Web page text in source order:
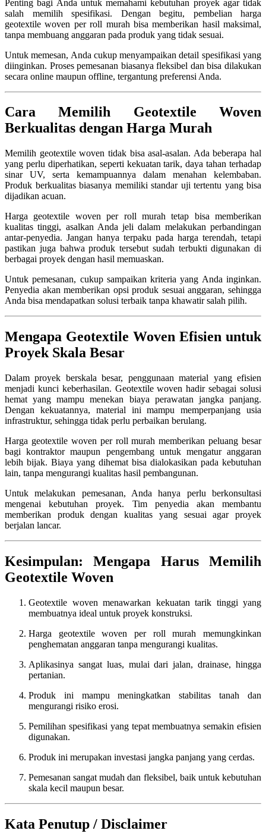
Penting bagi Anda untuk memahami kebutuhan proyek agar tidak
salah memilih spesifikasi. Dengan begitu, pembelian harga
geotextile woven per roll murah bisa memberikan hasil maksimal,
tanpa membuang anggaran pada produk yang tidak sesuai.
Untuk memesan, Anda cukup menyampaikan detail spesifikasi yang
diinginkan. Proses pemesanan biasanya fleksibel dan bisa dilakukan
secara online maupun offline, tergantung preferensi Anda.
Cara Memilih Geotextile Woven
Berkualitas dengan Harga Murah
Memilih geotextile woven tidak bisa asal-asalan. Ada beberapa hal
yang perlu diperhatikan, seperti kekuatan tarik, daya tahan terhadap
sinar UV, serta kemampuannya dalam menahan kelembaban.
Produk berkualitas biasanya memiliki standar uji tertentu yang bisa
dijadikan acuan.
Harga geotextile woven per roll murah tetap bisa memberikan
kualitas tinggi, asalkan Anda jeli dalam melakukan perbandingan
antar-penyedia. Jangan hanya terpaku pada harga terendah, tetapi
pastikan juga bahwa produk tersebut sudah terbukti digunakan di
berbagai proyek dengan hasil memuaskan.
Untuk pemesanan, cukup sampaikan kriteria yang Anda inginkan.
Penyedia akan memberikan opsi produk sesuai anggaran, sehingga
Anda bisa mendapatkan solusi terbaik tanpa khawatir salah pilih.
Mengapa Geotextile Woven Efisien untuk
Proyek Skala Besar
Dalam proyek berskala besar, penggunaan material yang efisien
menjadi kunci keberhasilan. Geotextile woven hadir sebagai solusi
hemat yang mampu menekan biaya perawatan jangka panjang.
Dengan kekuatannya, material ini mampu memperpanjang usia
infrastruktur, sehingga tidak perlu perbaikan berulang.
Harga geotextile woven per roll murah memberikan peluang besar
bagi kontraktor maupun pengembang untuk mengatur anggaran
lebih bijak. Biaya yang dihemat bisa dialokasikan pada kebutuhan
lain, tanpa mengurangi kualitas hasil pembangunan.
Untuk melakukan pemesanan, Anda hanya perlu berkonsultasi
mengenai kebutuhan proyek. Tim penyedia akan membantu
memberikan produk dengan kualitas yang sesuai agar proyek
berjalan lancar.
Kesimpulan: Mengapa Harus Memilih
Geotextile Woven
Geotextile woven menawarkan kekuatan tarik tinggi yang
membuatnya ideal untuk proyek konstruksi.
Harga geotextile woven per roll murah memungkinkan
penghematan anggaran tanpa mengurangi kualitas.
Aplikasinya sangat luas, mulai dari jalan, drainase, hingga
pertanian.
Produk ini mampu meningkatkan stabilitas tanah dan
mengurangi risiko erosi.
Pemilihan spesifikasi yang tepat membuatnya semakin efisien
digunakan.
Produk ini merupakan investasi jangka panjang yang cerdas.
Pemesanan sangat mudah dan fleksibel, baik untuk kebutuhan
skala kecil maupun besar.
Kata Penutup / Disclaimer